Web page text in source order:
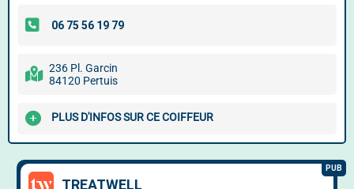
236 Pl. Garcin
84120 Pertuis
PLUS D'INFOS SUR CE COIFFEUR